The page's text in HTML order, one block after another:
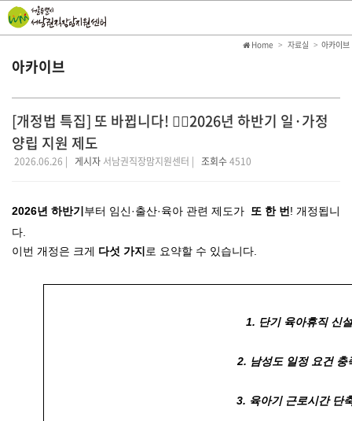
아카이브
Home 자료실 아카이브
[개정법 특집] 또 바뀝니다! 💁‍♀️2026년 하반기 일·가정
양립 지원 제도
2026.06.26 | 게시자 서남권직장맘지원센터 | 조회수4510
2026년 하반기 부터 임신·출산·육아 관련 제도가 또 한 번 ! 개정됩니
이번 개정은 크게 다섯 가지 로 요약할 수 있습니다.
1. 단기 육아휴직 신
2. 남성도 일정 요건 충
3. 육아기 근로시간 단